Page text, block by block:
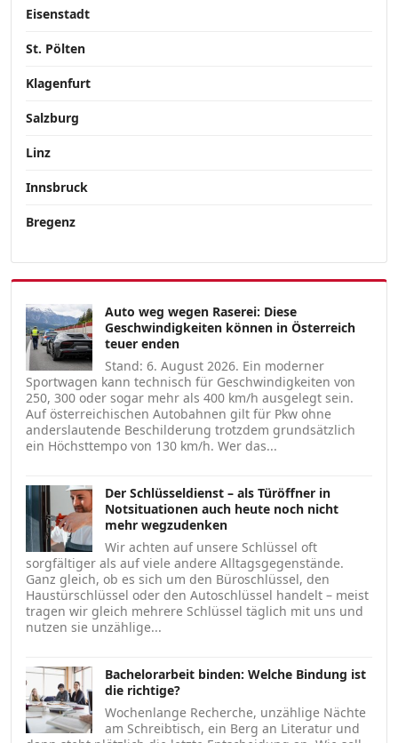
Eisenstadt
St. Pölten
Klagenfurt
Salzburg
Linz
Innsbruck
Bregenz
Auto weg wegen Raserei: Diese
Geschwindigkeiten können in Österreich
teuer enden
Stand: 6. August 2026. Ein moderner
Sportwagen kann technisch für Geschwindigkeiten von
250, 300 oder sogar mehr als 400 km/h ausgelegt sein.
Auf österreichischen Autobahnen gilt für Pkw ohne
anderslautende Beschilderung trotzdem grundsätzlich
ein Höchsttempo von 130 km/h. Wer das...
Der Schlüsseldienst – als Türöffner in
Notsituationen auch heute noch nicht
mehr wegzudenken
Wir achten auf unsere Schlüssel oft
sorgfältiger als auf viele andere Alltagsgegenstände.
Ganz gleich, ob es sich um den Büroschlüssel, den
Haustürschlüssel oder den Autoschlüssel handelt – meist
tragen wir gleich mehrere Schlüssel täglich mit uns und
nutzen sie unzählige...
Bachelorarbeit binden: Welche Bindung ist
die richtige?
Wochenlange Recherche, unzählige Nächte
am Schreibtisch, ein Berg an Literatur und